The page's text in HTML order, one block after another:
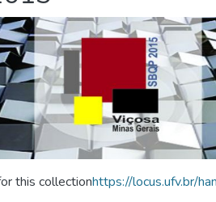
this collectionhttps://locus.ufv.br/